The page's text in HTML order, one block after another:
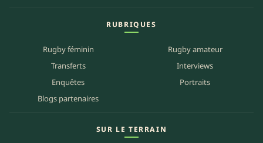
RUBRIQUES
Rugby féminin
Rugby amateur
Transferts
Interviews
Enquêtes
Portraits
Blogs partenaires
SUR LE TERRAIN